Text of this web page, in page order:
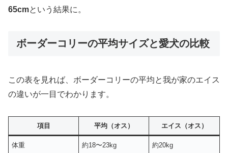
65cmという結果に。
ボーダーコリーの平均サイズと愛犬の比較
この表を見れば、ボーダーコリーの平均と我が家のエイス
の違いが一目でわかります。
項目 平均（オス） エイス（オス）
体重 約18〜23kg 約20kg